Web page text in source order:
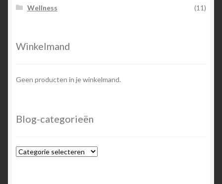
Wellness
(11)
Winkelmand
Geen producten in je winkelmand.
Blog-categorieën
Blog-